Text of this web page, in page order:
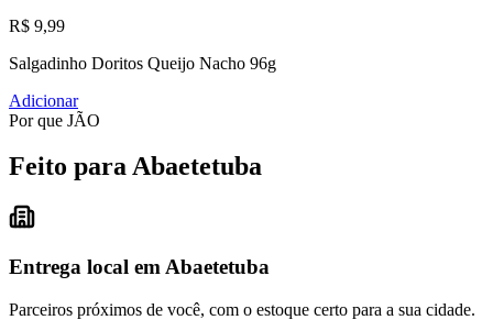
R$ 9,99
Salgadinho Doritos Queijo Nacho 96g
Adicionar
Por que JÃO
Feito para Abaetetuba
Entrega local em Abaetetuba
Parceiros próximos de você, com o estoque certo para a sua cidade.